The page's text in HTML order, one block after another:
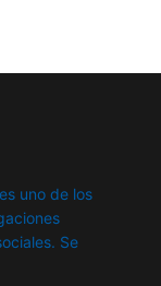
uno de los
Se